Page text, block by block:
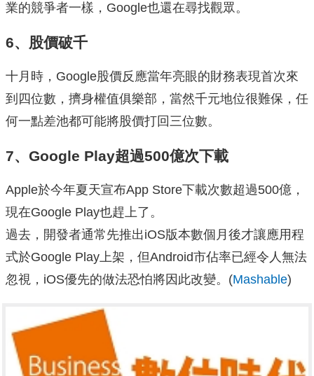
業的競爭者一樣，Google也還在尋找觀眾。
6、股價破千
十月時，Google股價反應當年亮眼的財務表現首次來
到四位數，擠身權值俱樂部，當然千元地位很難保，任
何一點差池都可能將股價打回三位數。
7、Google Play超過500億次下載
Apple於今年夏天宣布App Store下載次數超過500億，
現在Google Play也趕上了。
過去，開發者通常先推出iOS版本數個月後才讓應用程
式於Google Play上架，但Android市佔率已經令人無法
忽視，iOS優先的做法恐怕將因此改變。(Mashable)